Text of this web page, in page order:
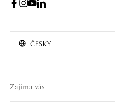
ČESKY
Zajíma vás